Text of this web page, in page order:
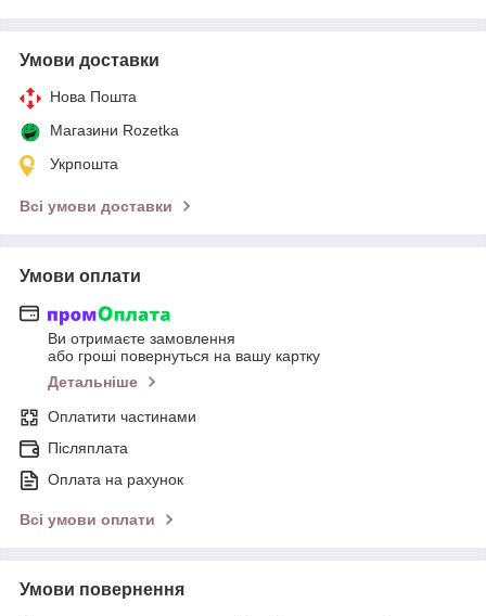
Умови доставки
Нова Пошта
Магазини Rozetka
Укрпошта
Всі умови доставки
Умови оплати
Ви отримаєте замовлення
або гроші повернуться на вашу картку
Детальніше
Оплатити частинами
Післяплата
Оплата на рахунок
Всі умови оплати
Умови повернення